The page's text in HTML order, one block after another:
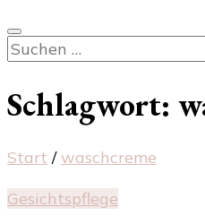
Suchen
nach:
Schlagwort:
Start / waschcreme
Gesichtspflege